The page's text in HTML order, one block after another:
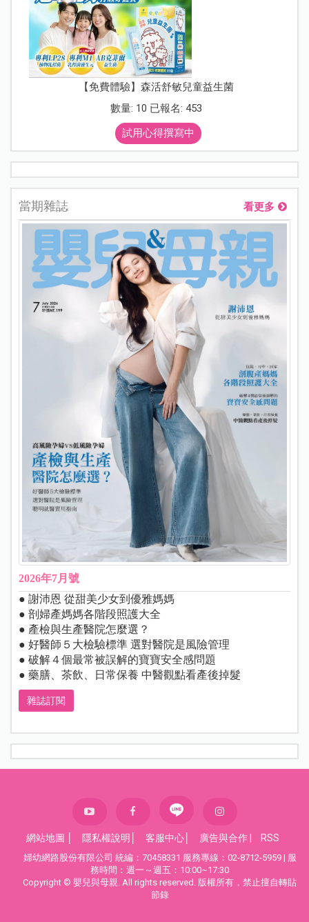
【免費體驗】森活舒敏兒童益生菌
數量: 10 已報名: 453
試用心得撰寫中
當期雜誌 看更多
2026年7月號
● 謝沛恩 從甜美少女到優雅媽媽
● 剖婦產媽媽各階段照護大全
● 產檢與生產醫院怎麼選？
● 好醫師５大檢驗標準 選對醫院是風險管理
● 破解４個最常被誤解的寶寶安全感問題
● 藥膳、茶飲、日常保養 中醫觀點看產後掉髮
雜誌訂閱
網站地圖 隱私權說明 客服中心 廣告與合作| RSS
婦幼網路股份有限公司 統編：70458331 服務專線：02-8712-5959 | 服
務時間：週一～週五：10:00~17:30
Copyright © 嬰兒與母親. All rights reserved. 版權所有，禁止擅自轉貼
節錄